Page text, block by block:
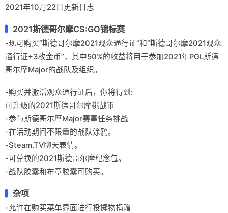
2021年10月22日更新日志
2021斯德哥尔摩CS:GO锦标赛
-现可购买“斯德哥尔摩2021观众通行证”和“斯德哥尔摩2021观众
通行证+3枚金币”，其中50%的收益将用于参加2021年PGL斯德
哥尔摩Major的战队及组织。
-购买并激活观众通行证后，你将得到:
可升级的2021斯德哥尔摩挑战币
-参与斯德哥尔摩Major赛事任务挑战
-在活动期间不限量的战队涂鸦。
-Steam.TV聊天表情。
-可兑换的2021斯德哥尔摩纪念包。
-战队胶囊和布章胶囊可购买。
杂项
-允许在购买菜单界面进行投掷物捐赠